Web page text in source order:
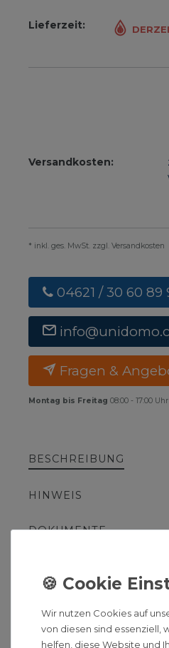
Lieferzeit:
Versandkosten:
* inkl. ges. MwSt. zzgl. Versandkosten
04621 / 30 60 89
Fragen &
Montag bis Freitag 08:00 - 17:00 Uhr
BESCHREIBUNG
HINWEIS
DOKUMENTE
Wir nutzen Cookies auf
von diesen sind essenziell,
helfen, diese Website und